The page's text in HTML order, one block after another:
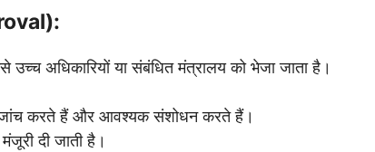
उच्च अधिकारियों या संबंधित मंत्रालय को भेजा जाता है।
जांच करते हैं और आवश्यक संशोधन करते हैं।
दी जाती है।